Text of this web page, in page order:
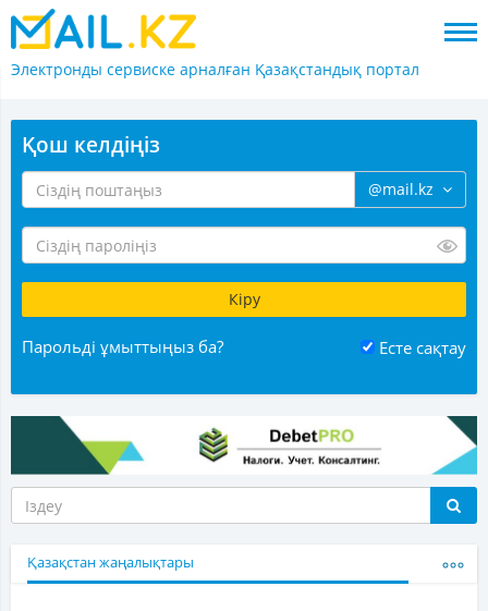
Электронды сервиске арналған Қазақстандық портал
Қош келдіңіз
@mail.kz
Парольді ұмыттыңыз ба? Есте сақтау
Қазақстан жаңалықтары